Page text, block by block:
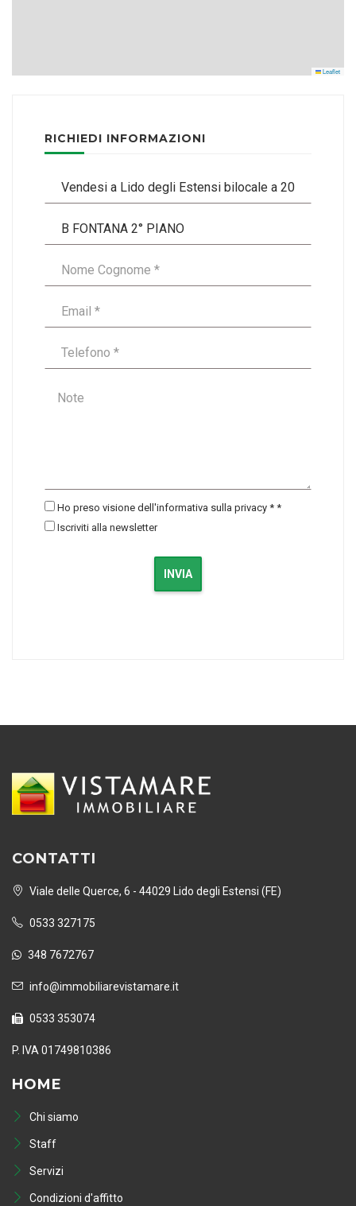
Leaflet
RICHIEDI INFORMAZIONI
Ho preso visione dell'informativa sulla privacy * *
Iscriviti alla newsletter
INVIA
CONTATTI
Viale delle Querce, 6 - 44029 Lido degli Estensi (FE)
0533 327175
348 7672767
info@immobiliarevistamare.it
0533 353074
P. IVA 01749810386
HOME
Chi siamo
Staff
Servizi
Condizioni d'affitto